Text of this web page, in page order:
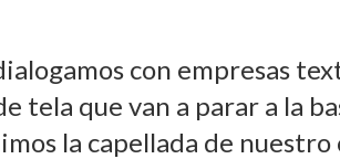
con empresas
tela que van a parar a la
la capellada de nuestro